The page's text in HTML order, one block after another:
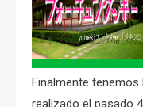
Finalmente tenemos
realizado el pasado